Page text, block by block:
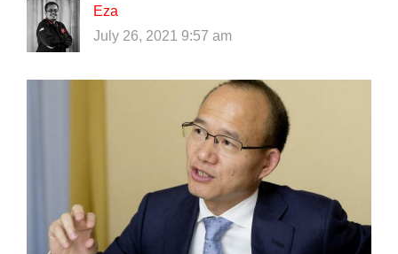
Eza
July 26, 2021 9:57 am